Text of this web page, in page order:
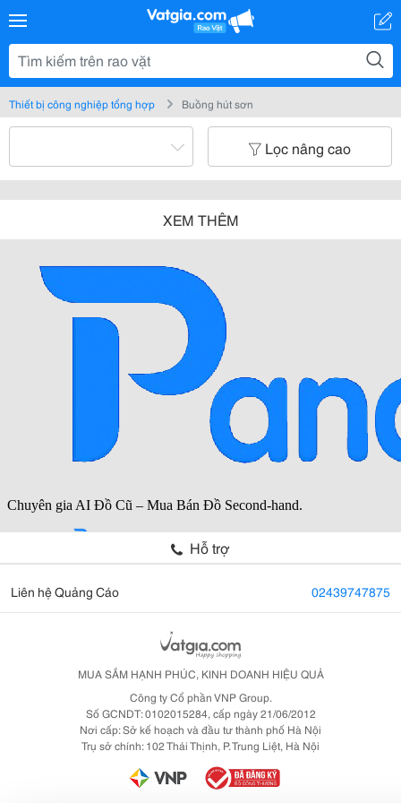
Thiết bị công nghiệp tổng hợp Buồng hút sơn
Lọc nâng cao
XEM THÊM
Hỗ trợ
Liên hệ Quảng Cáo 02439747875
MUA SẮM HẠNH PHÚC, KINH DOANH HIỆU QUẢ
Công ty Cổ phần VNP Group.
Số GCNDT: 0102015284, cấp ngày 21/06/2012
Nơi cấp: Sở kế hoạch và đầu tư thành phố Hà Nội
Trụ sở chính: 102 Thái Thịnh, P. Trung Liệt, Hà Nội